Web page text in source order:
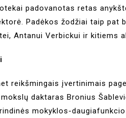
padovanotas retas
Padėkos žodžiai taip pat
Antanui Verbickui ir kitiems
reikšmingais įvertinimais
daktaras Bronius
mokyklos-